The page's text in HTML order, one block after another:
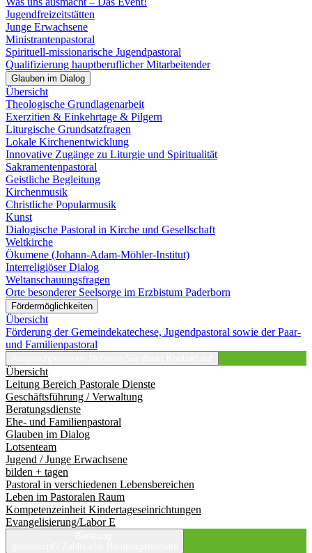
Jugendfreizeitstätten
Junge Erwachsene
Ministrantenpastoral
Spirituell-missionarische Jugendpastoral
Qualifizierung hauptberuflicher Mitarbeitender
Glauben im Dialog
Übersicht
Theologische Grundlagenarbeit
Exerzitien & Einkehrtage & Pilgern
Liturgische Grundsatzfragen
Lokale Kirchenentwicklung
Innovative Zugänge zu Liturgie und Spiritualität
Sakramentenpastoral
Geistliche Begleitung
Kirchenmusik
Christliche Popularmusik
Kunst
Dialogische Pastoral in Kirche und Gesellschaft
Weltkirche
Ökumene (Johann-Adam-Möhler-Institut)
Interreligiöser Dialog
Weltanschauungsfragen
Orte besonderer Seelsorge im Erzbistum Paderborn
Fördermöglichkeiten
Übersicht
Förderung der Gemeindekatechese, Jugendpastoral sowie der Paar-
und Familienpastoral
Übersicht
Leitung Bereich Pastorale Dienste
Geschäftsführung / Verwaltung
Beratungsdienste
Ehe- und Familienpastoral
Glauben im Dialog
Lotsenteam
Jugend / Junge Erwachsene
bilden + tagen
Pastoral in verschiedenen Lebensbereichen
Leben im Pastoralen Raum
Kompetenzeinheit Kindertageseinrichtungen
Evangelisierung/Labor E